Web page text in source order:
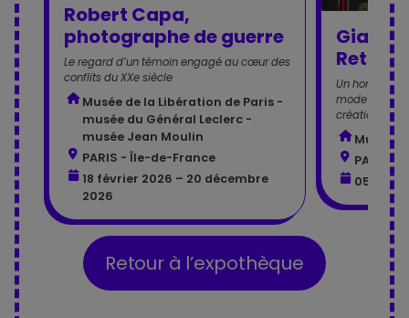
Robert Capa,
photographe de guerre
Le regard d’un témoin engagé au cœur des
conflits du XXe siècle
Musée de la Libération de Paris -
musée du Général Leclerc -
musée Jean Moulin
PARIS - Île-de-France
18 février 2026 – 20 décembre
2026
Gianni
Un
mode
créations
Musée
PARIS -
05 juin
Retour à l’expothèque